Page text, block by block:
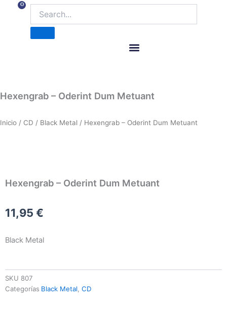
contenido
0
Carrito
Hexengrab – Oderint Dum Metuant
Inicio / CD / Black Metal / Hexengrab – Oderint Dum Metuant
Hexengrab – Oderint Dum Metuant
11,95 €
Black Metal
SKU 807
Categorías Black Metal, CD